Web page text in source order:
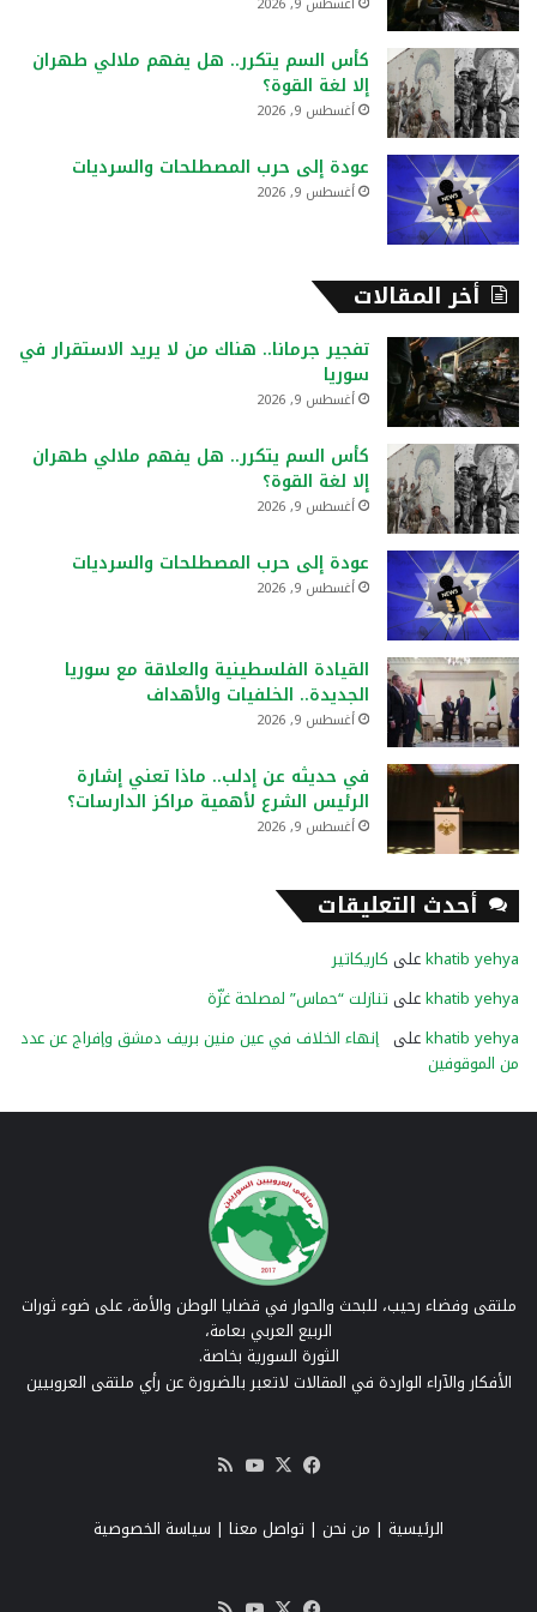
كأس السم يتكرر.. هل يفهم ملالي طهران
إلا لغة القوة؟
أغسطس 9, 2026
عودة إلى حرب المصطلحات والسرديات
أغسطس 9, 2026
أخر المقالات
تفجير جرمانا.. هناك من لا يريد الاستقرار في
سوريا
أغسطس 9, 2026
كأس السم يتكرر.. هل يفهم ملالي طهران
إلا لغة القوة؟
أغسطس 9, 2026
عودة إلى حرب المصطلحات والسرديات
أغسطس 9, 2026
القيادة الفلسطينية والعلاقة مع سوريا
الجديدة.. الخلفيات والأهداف
أغسطس 9, 2026
في حديثه عن إدلب.. ماذا تعني إشارة
الرئيس الشرع لأهمية مراكز الدارسات؟
أغسطس 9, 2026
أحدث التعليقات
khatib yehyaعلى كاريكاتير
khatib yehyaعلى تنازلت “حماس” لمصلحة غزّة
khatib yehyaعلى إنهاء الخلاف في عين منين بريف دمشق وإفراج عن عدد
من الموقوفين
ملتقى وفضاء رحيب، للبحث والحوار في قضايا الوطن والأمة، على ضوء ثورات
الربيع العربي بعامة،
الثورة السورية بخاصة.
الأفكار والآراء الواردة في المقالات لاتعبر بالضرورة عن رأي ملتقى العروبيين
فيسبوك
‫X
‫YouTube
RSS
الرئيسية | من نحن | تواصل معنا | سياسة الخصوصية